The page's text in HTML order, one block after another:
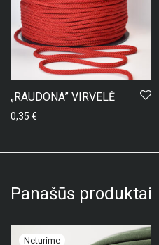
„RAUDONA” VIRVELĖ
0,35 €
Panašūs produktai